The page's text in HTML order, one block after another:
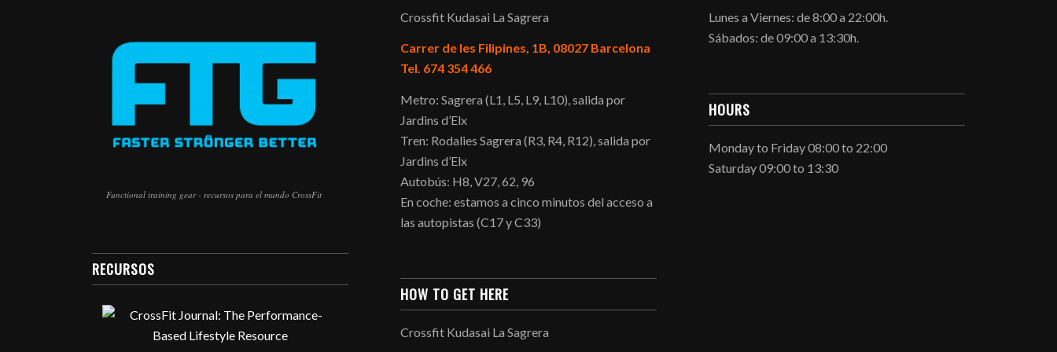
Functional training gear - recursos para el mundo CrossFit
RECURSOS
Crossfit Kudasai La Sagrera
Carrer de les Filipines, 1B, 08027 Barcelona
Tel. 674 354 466
Metro: Sagrera (L1, L5, L9, L10), salida por
Jardins d’Elx
Tren: Rodalies Sagrera (R3, R4, R12), salida por
Jardins d’Elx
Autobús: H8, V27, 62, 96
En coche: estamos a cinco minutos del acceso a
las autopistas (C17 y C33)
HOW TO GET HERE
Crossfit Kudasai La Sagrera
Lunes a Viernes: de 8:00 a 22:00h.
Sábados: de 09:00 a 13:30h.
HOURS
Monday to Friday 08:00 to 22:00
Saturday 09:00 to 13:30